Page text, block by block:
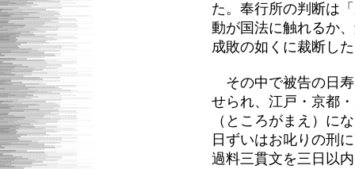
た。奉行所の判断は
動が国法に触れるか
成敗の如くに裁断し
その中で被告の日
せられ、江戸・京都
（ところがまえ）に
日ずいはお叱りの刑
過料三貫文を三日以